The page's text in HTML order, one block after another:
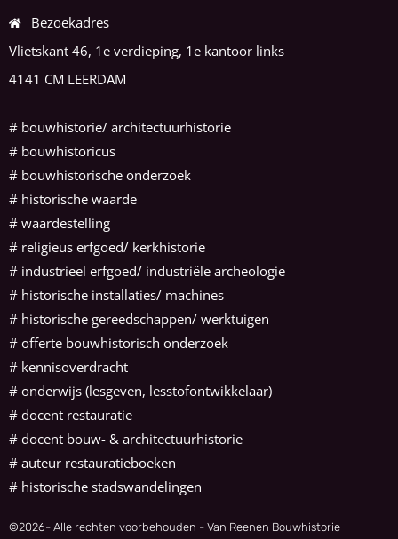
Bezoekadres
Vlietskant 46, 1e verdieping, 1e kantoor links
4141 CM LEERDAM
# bouwhistorie/ architectuurhistorie
# bouwhistoricus
# bouwhistorische onderzoek
# historische waarde
# waardestelling
# religieus erfgoed/ kerkhistorie
# industrieel erfgoed/ industriële archeologie
# historische installaties/ machines
# historische gereedschappen/ werktuigen
# offerte bouwhistorisch onderzoek
# kennisoverdracht
# onderwijs (lesgeven, lesstofontwikkelaar)
# docent restauratie
# docent bouw- & architectuurhistorie
# auteur restauratieboeken
# historische stadswandelingen
©2026- Alle rechten voorbehouden - Van Reenen Bouwhistorie